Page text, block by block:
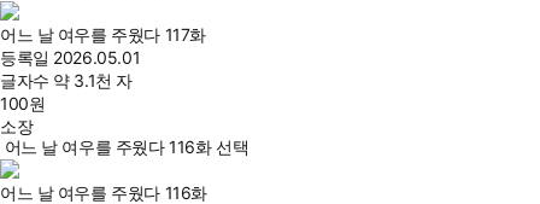
어느 날 여우를 주웠다 117화
등록일 2026.05.01
글자수 약 3.1천 자
100원
소장
어느 날 여우를 주웠다 116화 선택
어느 날 여우를 주웠다 116화